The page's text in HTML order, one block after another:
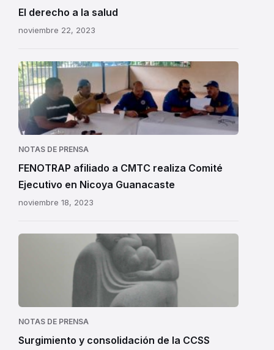
El derecho a la salud
noviembre 22, 2023
NOTAS DE PRENSA
FENOTRAP afiliado a CMTC realiza Comité
Ejecutivo en Nicoya Guanacaste
noviembre 18, 2023
NOTAS DE PRENSA
Surgimiento y consolidación de la CCSS